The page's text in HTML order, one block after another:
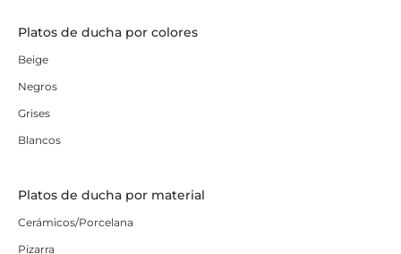
Platos de ducha por colores
Beige
Negros
Grises
Blancos
Platos de ducha por material
Cerámicos/Porcelana
Pizarra